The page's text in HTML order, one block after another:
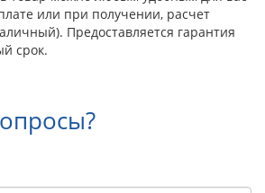
или при получении, расчет
Предоставляется гарантия
срок.